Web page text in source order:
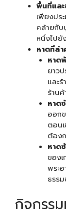
พื้นที่แล
เพียงปร
คล้ายกับ
หนึ่งไปยั
หาดที่สำ
หาด
ยาว
และ
ร้าน
หาด
ออก
ตอน
ต้อง
หาด
ของเ
พระ
ธรร
กิจกรรม